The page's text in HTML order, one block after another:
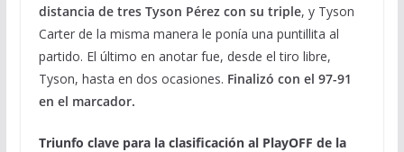
distancia de tres Tyson Pérez con su triple, y Tyson
Carter de la misma manera le ponía una puntillita al
partido. El último en anotar fue, desde el tiro libre,
Tyson, hasta en dos ocasiones. Finalizó con el 97-91
en el marcador.
Triunfo clave para la clasificación al PlayOFF de la